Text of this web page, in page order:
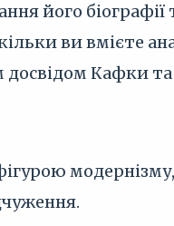
його біографії
ви вмієте
Кафки